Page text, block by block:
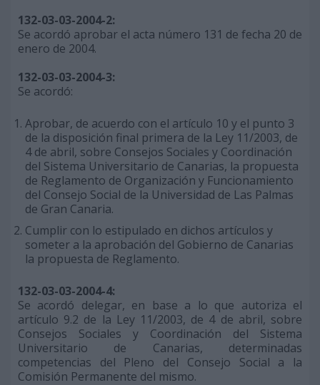
132-03-03-2004-2:
Se acordó aprobar el acta número 131 de fecha 20 de
enero de 2004.
132-03-03-2004-3:
Se acordó:
Aprobar, de acuerdo con el artículo 10 y el punto 3
de la disposición final primera de la Ley 11/2003, de
4 de abril, sobre Consejos Sociales y Coordinación
del Sistema Universitario de Canarias, la propuesta
de Reglamento de Organización y Funcionamiento
del Consejo Social de la Universidad de Las Palmas
de Gran Canaria.
Cumplir con lo estipulado en dichos artículos y
someter a la aprobación del Gobierno de Canarias
la propuesta de Reglamento.
132-03-03-2004-4:
Se acordó delegar, en base a lo que autoriza el
artículo 9.2 de la Ley 11/2003, de 4 de abril, sobre
Consejos Sociales y Coordinación del Sistema
Universitario de Canarias, determinadas
competencias del Pleno del Consejo Social a la
Comisión Permanente del mismo.